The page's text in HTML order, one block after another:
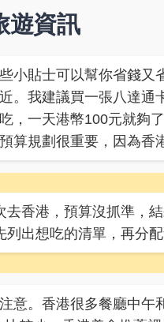
遊資訊
小貼士可以幫你省錢
。我建議買一張八達通
，一天港幣100元就夠
算規劃很重要，因為香
去香港，預算沒抓準，
出想吃的清單，再分配
意。香港很多餐廳中